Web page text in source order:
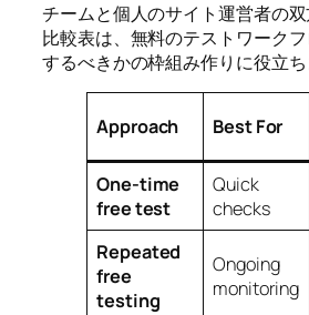
チームと個人のサイト運営者の
比較表は、無料のテストワーク
するべきかの枠組み作りに役立ち
Approach Best For
One-time
free test
Quick
checks
Repeated
free
testing
Ongoing
monitoring